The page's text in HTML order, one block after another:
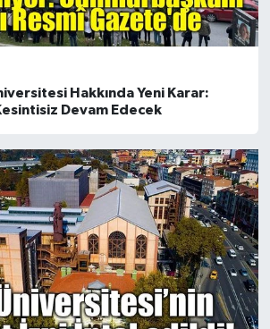
Hakkında Yeni Karar:
Devam Edecek